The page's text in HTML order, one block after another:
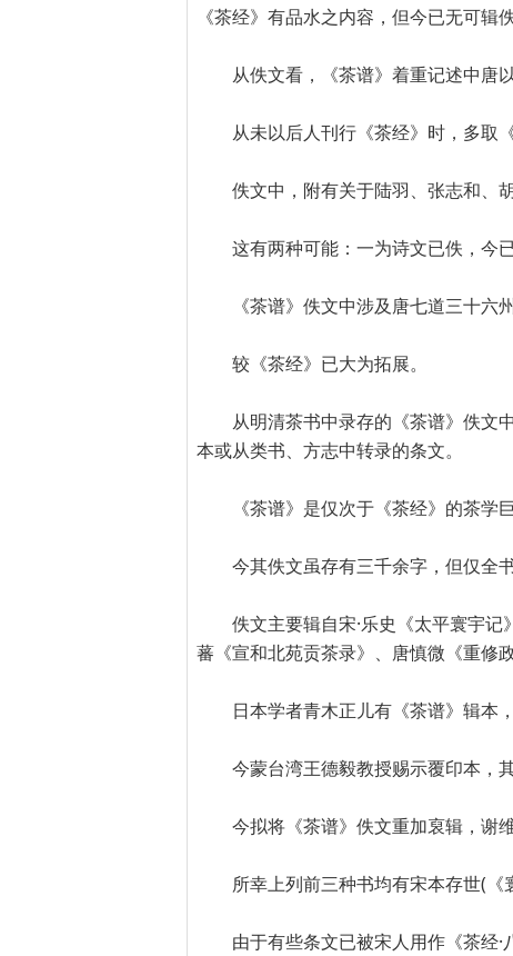
《茶经》有品水之内容，但今已无可辑佚
从佚文看，《茶谱》着重记述中唐
从未以后人刊行《茶经》时，多取
佚文中，附有关于陆羽、张志和、
这有两种可能：一为诗文已佚，今
《茶谱》佚文中涉及唐七道三十六
较《茶经》已大为拓展。
从明清茶书中录存的《茶谱》佚文
本或从类书、方志中转录的条文。
《茶谱》是仅次于《茶经》的茶学
今其佚文虽存有三千余字，但仅全书
佚文主要辑自宋·乐史《太平寰宇
蕃《宣和北苑贡茶录》、唐慎微《重修
日本学者青木正儿有《茶谱》辑本
今蒙台湾王德毅教授赐示覆印本，
今拟将《茶谱》佚文重加裒辑，谢
所幸上列前三种书均有宋本存世(《
由于有些条文已被宋人用作《茶经